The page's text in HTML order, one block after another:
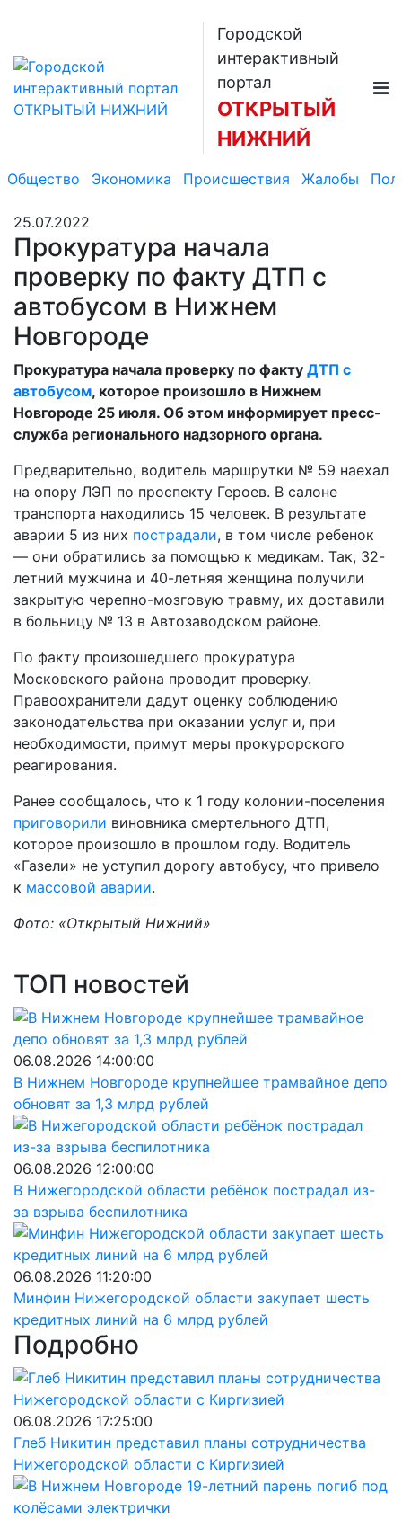
Городской
интерактивный
портал
ОТКРЫТЫЙ
НИЖНИЙ
Общество Экономика Происшествия Жалобы
25.07.2022
Прокуратура начала
проверку по факту ДТП с
автобусом в Нижнем
Новгороде
Прокуратура начала проверку по факту ДТП с
автобусом, которое произошло в Нижнем
Новгороде 25 июля. Об этом информирует пресс-
служба регионального надзорного органа.
Предварительно, водитель маршрутки № 59 наехал
на опору ЛЭП по проспекту Героев. В салоне
транспорта находились 15 человек. В результате
аварии 5 из них пострадали, в том числе ребенок
— они обратились за помощью к медикам. Так, 32-
летний мужчина и 40-летняя женщина получили
закрытую черепно-мозговую травму, их доставили
в больницу № 13 в Автозаводском районе.
По факту произошедшего прокуратура
Московского района проводит проверку.
Правоохранители дадут оценку соблюдению
законодательства при оказании услуг и, при
необходимости, примут меры прокурорского
реагирования.
Ранее сообщалось, что к 1 году колонии-поселения
приговорили виновника смертельного ДТП,
которое произошло в прошлом году. Водитель
«Газели» не уступил дорогу автобусу, что привело
к массовой аварии.
Фото: «Открытый Нижний»
ТОП новостей
06.08.2026 14:00:00
В Нижнем Новгороде крупнейшее трамвайное депо
обновят за 1,3 млрд рублей
06.08.2026 12:00:00
В Нижегородской области ребёнок пострадал из-
за взрыва беспилотника
06.08.2026 11:20:00
Минфин Нижегородской области закупает шесть
кредитных линий на 6 млрд рублей
Подробно
06.08.2026 17:25:00
Глеб Никитин представил планы сотрудничества
Нижегородской области с Киргизией